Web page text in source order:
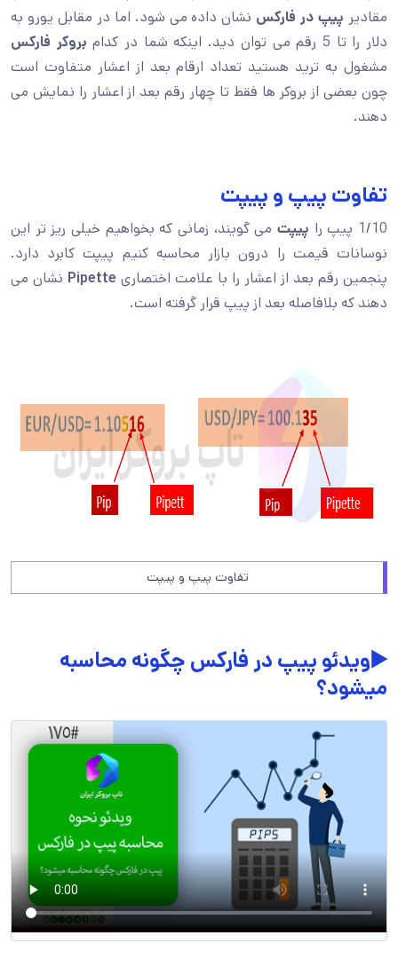
مقادیر پیپ در فارکس نشان داده می شود. اما در مقابل یورو به
دلار را تا 5 رقم می توان دید. اینکه شما در کدام
بروکر فارکس
مشغول به ترید هستید تعداد ارقام بعد از اعشار متفاوت است
چون بعضی از بروکر ها فقط تا چهار رقم بعد از اعشار را نمایش می
دهند.
تفاوت پیپ و پیپت
1/10 پیپ را پیپت می گویند، زمانی که بخواهیم خیلی ریز تر این
نوسانات قیمت را درون بازار محاسبه کنیم پیپت کابرد دارد.
پنجمین رقم بعد از اعشار را با علامت اختصاری Pipette نشان می
دهند که بلافاصله بعد از پیپ قرار گرفته است.
تفاوت پیپ و پیپت
▶️ویدئو پیپ در فارکس چگونه محاسبه
میشود؟